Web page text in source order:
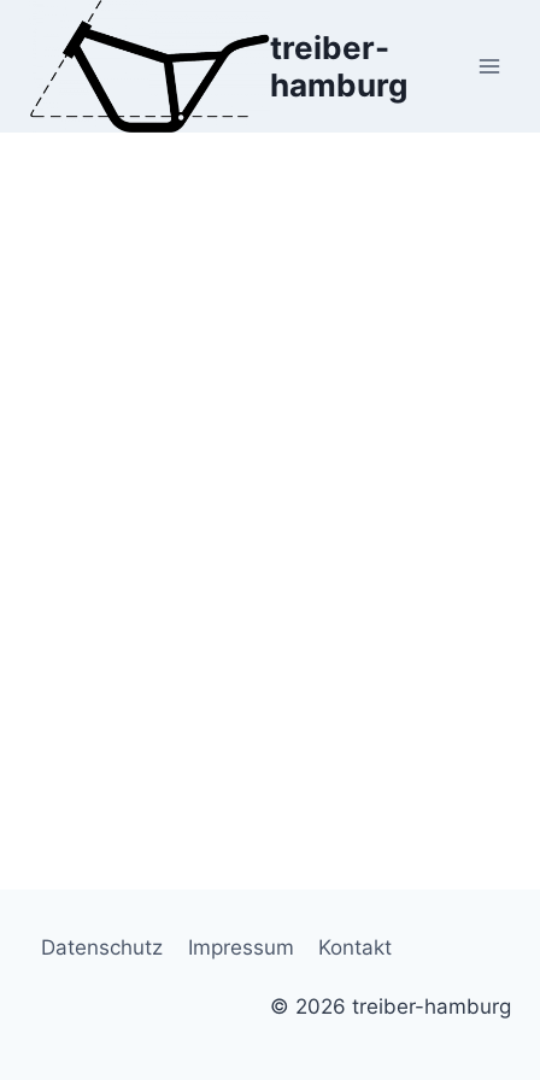
springen
treiber-
hamburg
Datenschutz Impressum Kontakt
© 2026 treiber-hamburg